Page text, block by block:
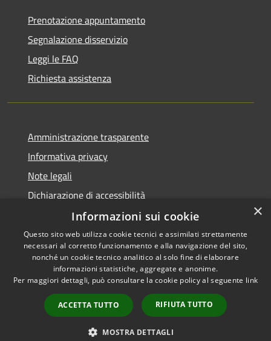
Prenotazione appuntamento
Segnalazione disservizio
Leggi le FAQ
Richiesta assistenza
Amministrazione trasparente
Informativa privacy
Note legali
Dichiarazione di accessibilità
Accessibilità
Privacy
Mappa del sito
Copyright © 2026 • Comune di
Venegono Superiore • Powered
byMunicipium•Accesso
redazione
×
Informazioni sui cookie
Questo sito web utilizza cookie tecnici e assimilati strettamente
necessari al corretto funzionamento e alla navigazione del sito,
nonché un cookie tecnico analitico al solo fine di elaborare
informazioni statistiche, aggregate e anonime.
Per maggiori dettagli, può consultare la cookie policy al seguente link
ACCETTA TUTTO RIFIUTA TUTTO
MOSTRA DETTAGLI